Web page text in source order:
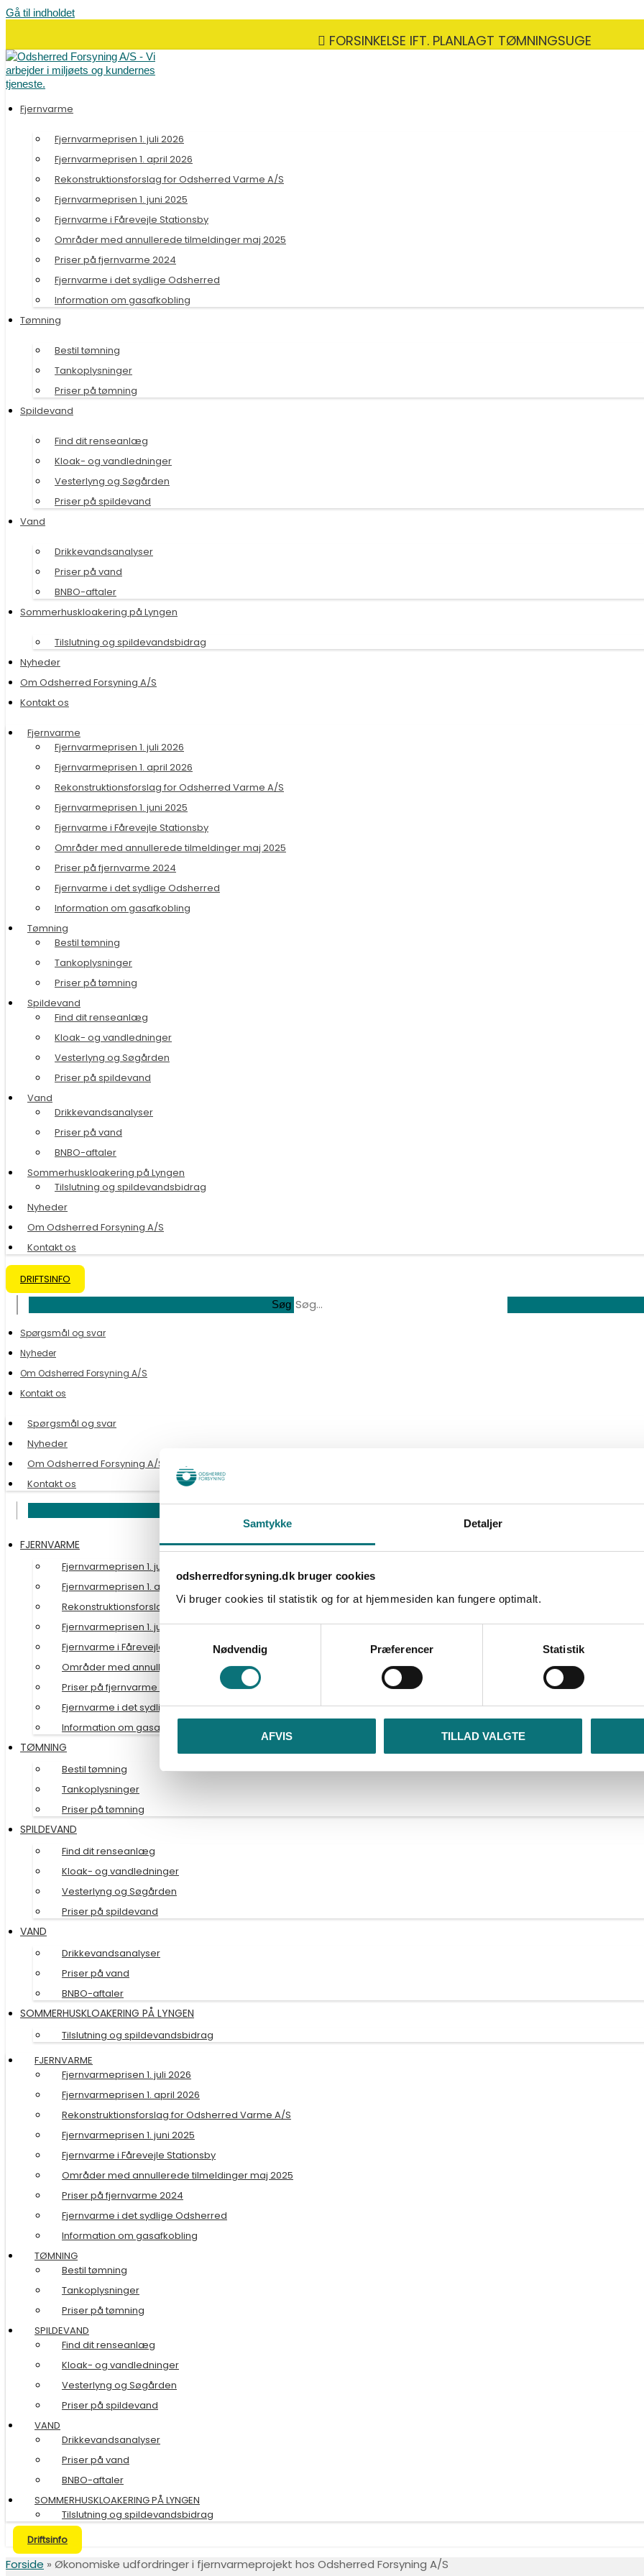
Samtykke Detaljer
odsherredforsyning.dk bruger cookies
Vi bruger cookies til statistik og for at hjemmesiden kan fungere optimalt.
Samtykkevalg
Nødvendig
Præferencer Statistik
AFVIS TILLAD VALGTE
Gå til indholdet
FORSINKELSE IFT. PLANLAGT TØMNINGSUGE
Fjernvarme
Fjernvarmeprisen 1. juli 2026
Fjernvarmeprisen 1. april 2026
Rekonstruktionsforslag for Odsherred Varme A/S
Fjernvarmeprisen 1. juni 2025
Fjernvarme i Fårevejle Stationsby
Områder med annullerede tilmeldinger maj 2025
Priser på fjernvarme 2024
Fjernvarme i det sydlige Odsherred
Information om gasafkobling
Tømning
Bestil tømning
Tankoplysninger
Priser på tømning
Spildevand
Find dit renseanlæg
Kloak- og vandledninger
Vesterlyng og Søgården
Priser på spildevand
Vand
Drikkevandsanalyser
Priser på vand
BNBO-aftaler
Sommerhuskloakering på Lyngen
Tilslutning og spildevandsbidrag
Nyheder
Om Odsherred Forsyning A/S
Kontakt os
Fjernvarme
Fjernvarmeprisen 1. juli 2026
Fjernvarmeprisen 1. april 2026
Rekonstruktionsforslag for Odsherred Varme A/S
Fjernvarmeprisen 1. juni 2025
Fjernvarme i Fårevejle Stationsby
Områder med annullerede tilmeldinger maj 2025
Priser på fjernvarme 2024
Fjernvarme i det sydlige Odsherred
Information om gasafkobling
Tømning
Bestil tømning
Tankoplysninger
Priser på tømning
Spildevand
Find dit renseanlæg
Kloak- og vandledninger
Vesterlyng og Søgården
Priser på spildevand
Vand
Drikkevandsanalyser
Priser på vand
BNBO-aftaler
Sommerhuskloakering på Lyngen
Tilslutning og spildevandsbidrag
Nyheder
Om Odsherred Forsyning A/S
Kontakt os
DRIFTSINFO
Søg
Spørgsmål og svar
Nyheder
Om Odsherred Forsyning A/S
Kontakt os
Spørgsmål og svar
Nyheder
Om Odsherred Forsyning A/S
Kontakt os
FJERNVARME
Fjernvarmeprisen 1. juli 2026
Fjernvarmeprisen 1. april 2026
Rekonstruktionsforslag for Odsherred Varme A/S
Fjernvarmeprisen 1. juni 2025
Fjernvarme i Fårevejle Stationsby
Områder med annullerede tilmeldinger maj 2025
Priser på fjernvarme 2024
Fjernvarme i det sydlige Odsherred
Information om gasafkobling
TØMNING
Bestil tømning
Tankoplysninger
Priser på tømning
SPILDEVAND
Find dit renseanlæg
Kloak- og vandledninger
Vesterlyng og Søgården
Priser på spildevand
VAND
Drikkevandsanalyser
Priser på vand
BNBO-aftaler
SOMMERHUSKLOAKERING PÅ LYNGEN
Tilslutning og spildevandsbidrag
FJERNVARME
Fjernvarmeprisen 1. juli 2026
Fjernvarmeprisen 1. april 2026
Rekonstruktionsforslag for Odsherred Varme A/S
Fjernvarmeprisen 1. juni 2025
Fjernvarme i Fårevejle Stationsby
Områder med annullerede tilmeldinger maj 2025
Priser på fjernvarme 2024
Fjernvarme i det sydlige Odsherred
Information om gasafkobling
TØMNING
Bestil tømning
Tankoplysninger
Priser på tømning
SPILDEVAND
Find dit renseanlæg
Kloak- og vandledninger
Vesterlyng og Søgården
Priser på spildevand
VAND
Drikkevandsanalyser
Priser på vand
BNBO-aftaler
SOMMERHUSKLOAKERING PÅ LYNGEN
Tilslutning og spildevandsbidrag
Driftsinfo
Forside » Økonomiske udfordringer i fjernvarmeprojekt hos Odsherred Forsyning A/S